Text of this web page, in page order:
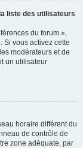
liste des utilisateurs
du forum »,
Si vous activez cette
modérateurs et de
un utilisateur
horaire différent du
de contrôle de
zone adéquate, par